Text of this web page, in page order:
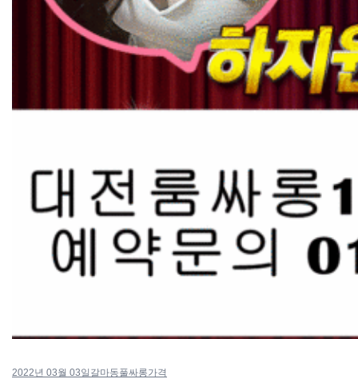
2022년 03월 03일 갈마동풀싸롱가격